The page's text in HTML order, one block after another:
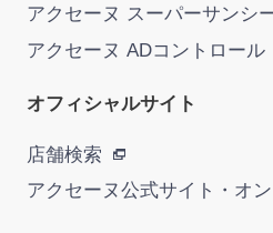
アクセーヌ スーパーサンシ
アクセーヌ ADコントロール
オフィシャルサイト
店舗検索
アクセーヌ公式サイト・ オ